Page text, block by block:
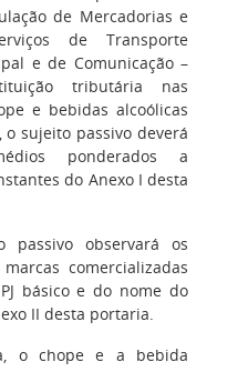
de Mercadorias e
de Transporte
e de Comunicação –
tributária nas
e bebidas alcoólicas
sujeito passivo deverá
ponderados a
do Anexo I desta
passivo observará os
comercializadas
básico e do nome do
II desta portaria.
o chope e a bebida